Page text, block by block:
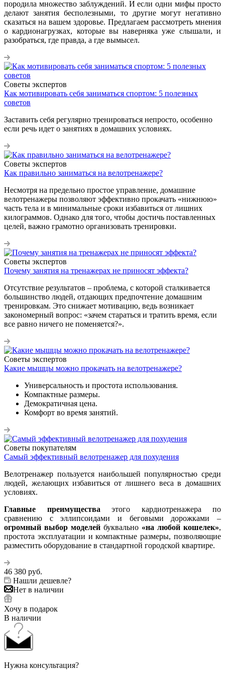
породила множество заблуждений. И если одни мифы просто
делают занятия бесполезными, то другие могут негативно
сказаться на вашем здоровье. Предлагаем рассмотреть мнения
о кардионагрузках, которые вы наверняка уже слышали, и
разобраться, где правда, а где вымысел.
Советы экспертов
Как мотивировать себя заниматься спортом: 5 полезных
советов
Заставить себя регулярно тренироваться непросто, особенно
если речь идет о занятиях в домашних условиях.
Советы экспертов
Как правильно заниматься на велотренажере?
Несмотря на предельно простое управление, домашние
велотренажеры позволяют эффективно прокачать «нижнюю»
часть тела и в минимальные сроки избавиться от лишних
килограммов. Однако для того, чтобы достичь поставленных
целей, важно грамотно организовать тренировки.
Советы экспертов
Почему занятия на тренажерах не приносят эффекта?
Отсутствие результатов – проблема, с которой сталкивается
большинство людей, отдающих предпочтение домашним
тренировкам. Это снижает мотивацию, ведь возникает
закономерный вопрос: «зачем стараться и тратить время, если
все равно ничего не поменяется?».
Советы экспертов
Какие мышцы можно прокачать на велотренажере?
Универсальность и простота использования.
Компактные размеры.
Демократичная цена.
Комфорт во время занятий.
Советы покупателям
Самый эффективный велотренажер для похудения
Велотренажер пользуется наибольшей популярностью среди
людей, желающих избавиться от лишнего веса в домашних
условиях.
Главные преимущества этого кардиотренажера по
сравнению с эллипсоидами и беговыми дорожками –
огромный выбор моделей буквально «на любой кошелек»,
простота эксплуатации и компактные размеры, позволяющие
разместить оборудование в стандартной городской квартире.
46 380 руб.
Нашли дешевле?
Нет в наличии
Хочу в подарок
В наличии
Нужна консультация?